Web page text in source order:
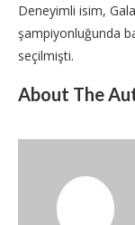
Deneyimli isim,
şampiyonluğunda
seçilmişti.
About The